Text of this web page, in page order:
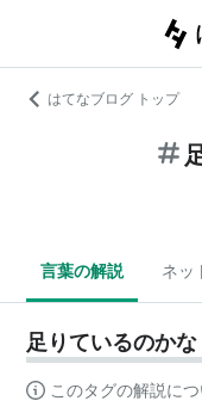
はてなブログ トップ
言葉の解説 ネッ
足りているのかな
このタグの解説につ